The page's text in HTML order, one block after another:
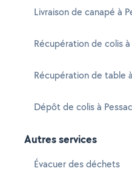
Livraison de canapé à
Récupération de colis à
Récupération de table
Dépôt de colis à Pessac
Autres services
Évacuer des déchets